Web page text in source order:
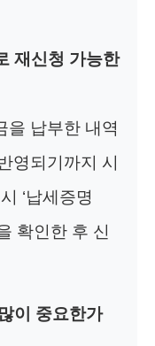
재신청 가능한
을 납부한 내역
영되기까지 시
‘납세증명
확인한 후 신
이 중요한가